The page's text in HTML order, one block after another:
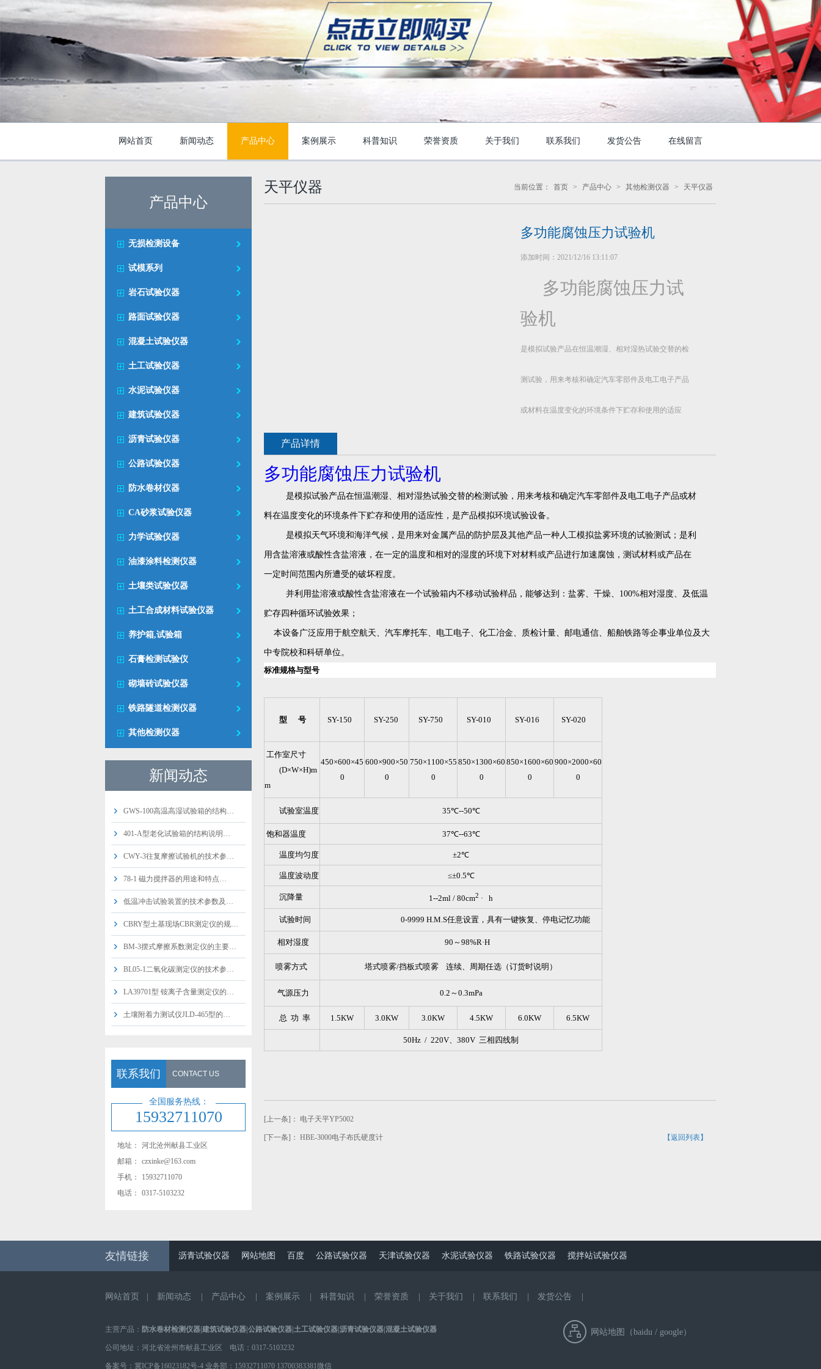
网站首页 新闻动态 产品中心 案例展示 科普知识 荣誉资质 关于我们 联系我们 发货公告 在线留言
产品中心
无损检测设备
试模系列
岩石试验仪器
路面试验仪器
混凝土试验仪器
土工试验仪器
水泥试验仪器
建筑试验仪器
沥青试验仪器
公路试验仪器
防水卷材仪器
CA砂浆试验仪器
力学试验仪器
油漆涂料检测仪器
土壤类试验仪器
土工合成材料试验仪器
养护箱,试验箱
石膏检测试验仪
砌墙砖试验仪器
铁路隧道检测仪器
其他检测仪器
新闻动态
GWS-100高温高湿试验箱的结构…
401-A型老化试验箱的结构说明…
CWY-3往复摩擦试验机的技术参…
78-1 磁力搅拌器的用途和特点…
低温冲击试验装置的技术参数及…
CBRY型土基现场CBR测定仪的规…
BM-3摆式摩擦系数测定仪的主要…
BL05-1二氧化碳测定仪的技术参…
LA39701型 铵离子含量测定仪的…
土壤附着力测试仪JLD-465型的…
联系我们 CONTACT US
15932711070
全国服务热线：
地址：
河北沧州献县工业区
邮箱：
czxinke@163.com
手机：
15932711070
电话：
0317-5103232
天平仪器 当前位置： 首页 > 产品中心 > 其他检测仪器 > 天平仪器
多功能腐蚀压力试验机
添加时间：2021/12/16 13:11:07
多功能腐蚀压力试
验机
是模拟试验产品在恒温潮湿、相对湿热试验交替的检
测试验，用来考核和确定汽车零部件及电工电子产品
或材料在温度变化的环境条件下贮存和使用的适应
产品详情
多功能腐蚀压力试验机
是模拟试验产品在恒温潮湿、相对湿热试验交替的检测试验，用来考核和确定汽车零部件及电工电子产品或材
料在温度变化的环境条件下贮存和使用的适应性，是产品模拟环境试验设备。
是模拟天气环境和海洋气候，是用来对金属产品的防护层及其他产品一种人工模拟盐雾环境的试验测试；是利
用含盐溶液或酸性含盐溶液，在一定的温度和相对的湿度的环境下对材料或产品进行加速腐蚀，测试材料或产品在
一定时间范围内所遭受的破坏程度。
并利用盐溶液或酸性含盐溶液在一个试验箱内不移动试验样品，能够达到：盐雾、干燥、100%相对湿度、及低温
贮存四种循环试验效果；
本设备广泛应用于航空航天、汽车摩托车、电工电子、化工冶金、质检计量、邮电通信、船舶铁路等企事业单位及大
中专院校和科研单位。
标准规格与型号
型 号 SY-150 SY-250 SY-750 SY-010 SY-016 SY-020
工作室尺寸
(D×W×H)m
m
450×600×45
0
600×900×50
0
750×1100×55
0
850×1300×60
0
850×1600×60
0
900×2000×60
0
试验室温度 35℃--50℃
饱和器温度 37℃--63℃
温度均匀度 ±2℃
温度波动度 ≤±0.5℃
沉降量 1--2ml / 80cm2 · h
试验时间 0-9999 H.M.S任意设置，具有一键恢复、停电记忆功能
相对湿度 90 ～98%R·H
喷雾方式 塔式喷雾/挡板式喷雾 连续、周期任选（订货时说明）
气源压力 0.2 ～0.3mPa
总 功 率 1.5KW 3.0KW 3.0KW 4.5KW 6.0KW 6.5KW
50Hz / 220V、380V 三相四线制
[上一条]： 电子天平YP5002
[下一条]： HBE-3000电子布氏硬度计 【返回列表】
友情链接 沥青试验仪器 网站地图 百度 公路试验仪器 天津试验仪器 水泥试验仪器 铁路试验仪器 搅拌站试验仪器
网站首页 新闻动态 产品中心 案例展示 科普知识 荣誉资质 关于我们 联系我们 发货公告
主营产品： 防水卷材检测仪器 建筑试验仪器 公路试验仪器 土工试验仪器 沥青试验仪器 混凝土试验仪器
公司地址：河北省沧州市献县工业区 电话：0317-5103232
备案号： 冀ICP备16023182号-4 业务部： 15932711070 13700383381微信
网站地图（baidu / google）